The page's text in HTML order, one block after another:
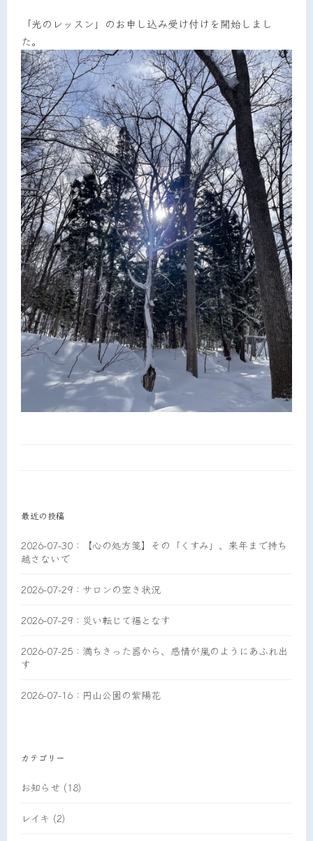
「光のレッスン」のお申し込み受け付けを開始しまし
た。
最近の投稿
2026-07-30：【心の処方箋】その「くすみ」、来年まで持ち
越さないで
2026-07-29：サロンの空き状況
2026-07-29：災い転じて福となす
2026-07-25：満ちきった器から、感情が嵐のようにあふれ出
す
2026-07-16：円山公園の紫陽花
カテゴリー
お知らせ (18)
レイキ (2)